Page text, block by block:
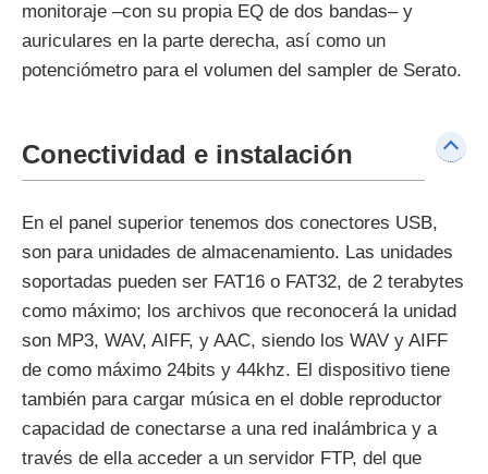
monitoraje –con su propia EQ de dos bandas– y
auriculares en la parte derecha, así como un
potenciómetro para el volumen del sampler de Serato.
Conectividad e instalación
En el panel superior tenemos dos conectores USB,
son para unidades de almacenamiento. Las unidades
soportadas pueden ser FAT16 o FAT32, de 2 terabytes
como máximo; los archivos que reconocerá la unidad
son MP3, WAV, AIFF, y AAC, siendo los WAV y AIFF
de como máximo 24bits y 44khz. El dispositivo tiene
también para cargar música en el doble reproductor
capacidad de conectarse a una red inalámbrica y a
través de ella acceder a un servidor FTP, del que